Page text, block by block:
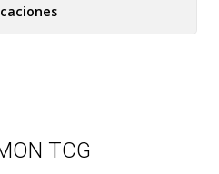
TCG